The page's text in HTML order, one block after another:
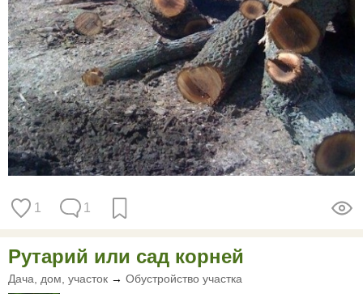
1 1
Рутарий или сад корней
Дача, дом, участок → Обустройство участка